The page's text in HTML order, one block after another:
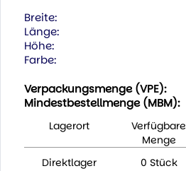
Breite:
Länge:
Höhe:
Farbe:
Verpackungsmenge (VPE):
Mindestbestellmenge (MBM):
Lagerort
Verfügbare
Menge
Direktlager 0 Stück